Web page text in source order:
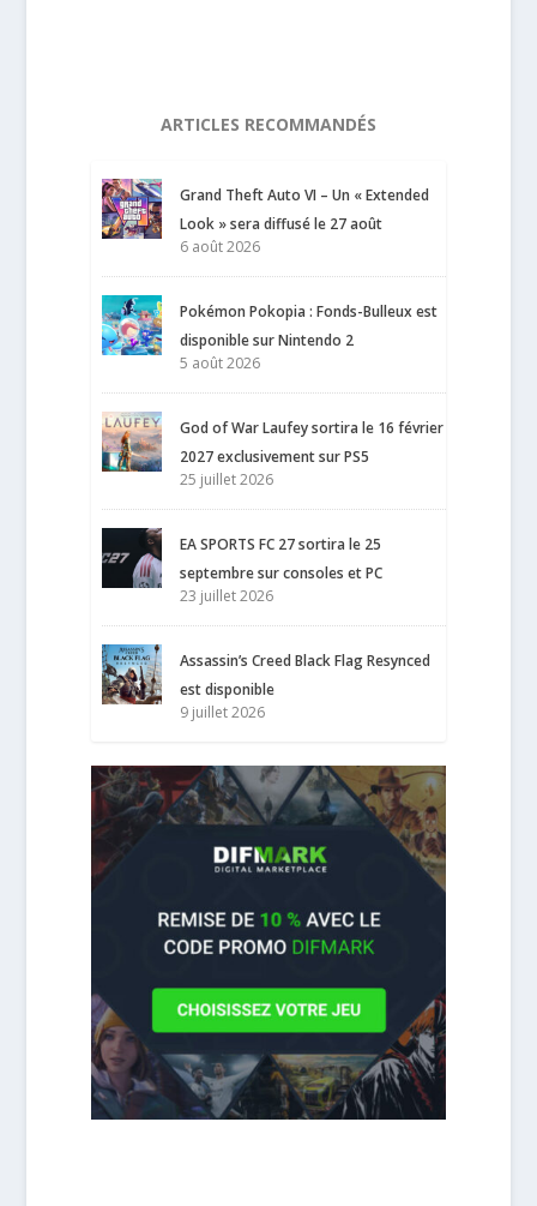
ARTICLES RECOMMANDÉS
Grand Theft Auto VI – Un « Extended
Look » sera diffusé le 27 août
6 août 2026
Pokémon Pokopia : Fonds-Bulleux est
disponible sur Nintendo 2
5 août 2026
God of War Laufey sortira le 16 février
2027 exclusivement sur PS5
25 juillet 2026
EA SPORTS FC 27 sortira le 25
septembre sur consoles et PC
23 juillet 2026
Assassin’s Creed Black Flag Resynced
est disponible
9 juillet 2026